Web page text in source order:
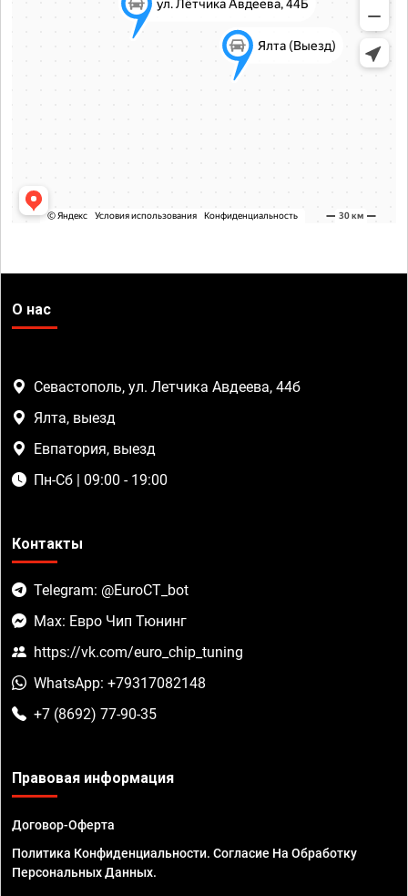
О нас
Севастополь, ул. Летчика Авдеева, 44б
Ялта, выезд
Евпатория, выезд
Пн-Сб | 09:00 - 19:00
Контакты
Telegram: @EuroCT_bot
Max: Евро Чип Тюнинг
https://vk.com/euro_chip_tuning
WhatsApp: +79317082148
+7 (8692) 77-90-35
Правовая информация
Договор-Оферта
Политика Конфиденциальности. Согласие На Обработку
Персональных Данных.